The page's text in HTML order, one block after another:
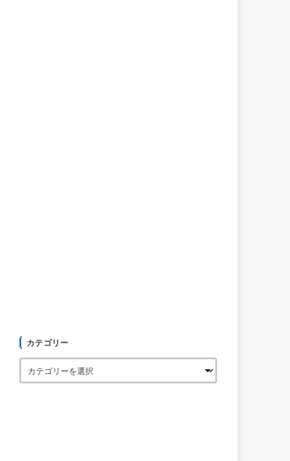
カテゴリー